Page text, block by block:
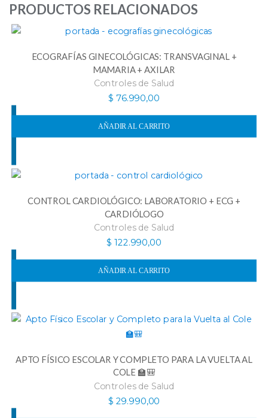
PRODUCTOS RELACIONADOS
ECOGRAFÍAS GINECOLÓGICAS: TRANSVAGINAL +
MAMARIA + AXILAR
Controles de Salud
$ 76.990,00
AÑADIR AL CARRITO
CONTROL CARDIOLÓGICO: LABORATORIO + ECG +
CARDIÓLOGO
Controles de Salud
$ 122.990,00
AÑADIR AL CARRITO
APTO FÍSICO ESCOLAR Y COMPLETO PARA LA VUELTA AL
COLE 🏫🎒
Controles de Salud
$ 29.990,00